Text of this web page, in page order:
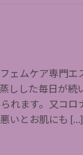
ェムケア専門
しした毎日が続
れます。又コロ
いとお肌にも […]